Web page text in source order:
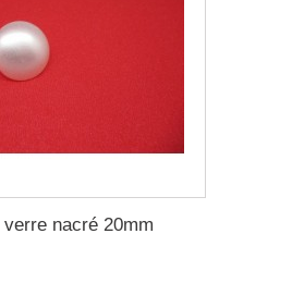
verre nacré 20mm